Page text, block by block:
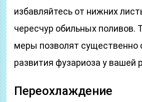
избавляйтесь от нижних
чересчур обильных поливов.
меры позволят существенно
развития фузариоза у вашей
Переохлаждение